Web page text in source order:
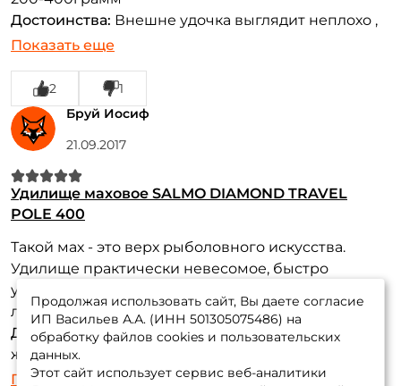
Достоинства: Внешне удочка выглядит неплохо ,
относительно хороший баланс. Про надежность
поставил
Недостатки:За такую цену (2618₽) могли бы
установить какой никакой демпфер в нижней
заглушке, иначе будут со временем разбиваться
колена. Верхняя пробка тоже очень жесткая
изнутри. Ну и конечно вес удочки-270 грамм! Хотя
многие скажут-смотри характеристики, там все
такой вес. Очень пожалел что поспешил к весне с
покупкой .
Показать еще
2
1
Бруй Иосиф
21.09.2017
Удилище маховое SALMO DIAMOND TRAVEL
POLE 400
Такой мах - это верх рыболовного искусства.
Удилище практически невесомое, быстро
утомляет рыбу, чувствуется запас прочности. С
линем на 800 г справилось без проблем.
Достоинства:Доступность, невесомость,
жесткость
Недостатки:За эти деньги нет
Показать еще
Продолжая использовать сайт, Вы даете согласие
ИП Васильев А.А. (ИНН 501305075486) на
обработку файлов cookies и пользовательских
данных.
Этот сайт использует сервис веб-аналитики